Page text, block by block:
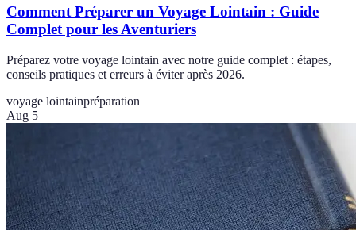
Comment Préparer un Voyage Lointain : Guide
Complet pour les Aventuriers
Préparez votre voyage lointain avec notre guide complet : étapes,
conseils pratiques et erreurs à éviter après 2026.
voyage lointainpréparation
Aug 5